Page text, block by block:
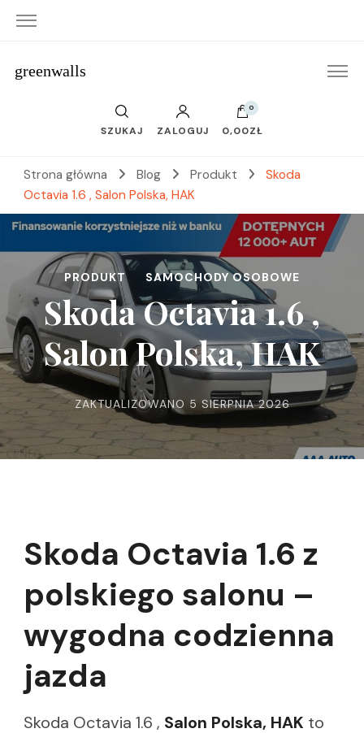
greenwalls
SZUKAJ ZALOGUJ
0
0,00ZŁ
Strona główna Blog Produkt
Skoda
Octavia 1.6 , Salon Polska, HAK
PRODUKT SAMOCHODY OSOBOWE
Skoda Octavia 1.6 ,
Salon Polska, HAK
ZAKTUALIZOWANO 5 SIERPNIA 2026
Skoda Octavia 1.6 z
polskiego salonu –
wygodna codzienna
jazda
Skoda Octavia 1.6 , Salon Polska, HAK to